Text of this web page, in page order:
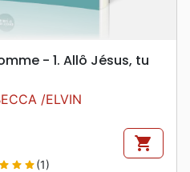
- 1. Allô Jésus, tu
/ELVIN
shopping_cart
star star star(1)